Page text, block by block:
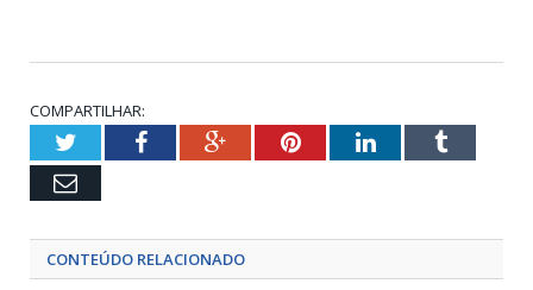
COMPARTILHAR:
TwitterFacebookGoogle+PinterestLinkedInTumblr
Email
CONTEÚDO RELACIONADO